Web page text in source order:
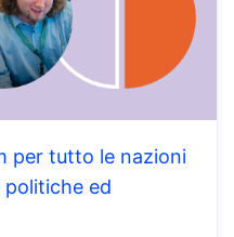
per tutto le nazioni
politiche ed